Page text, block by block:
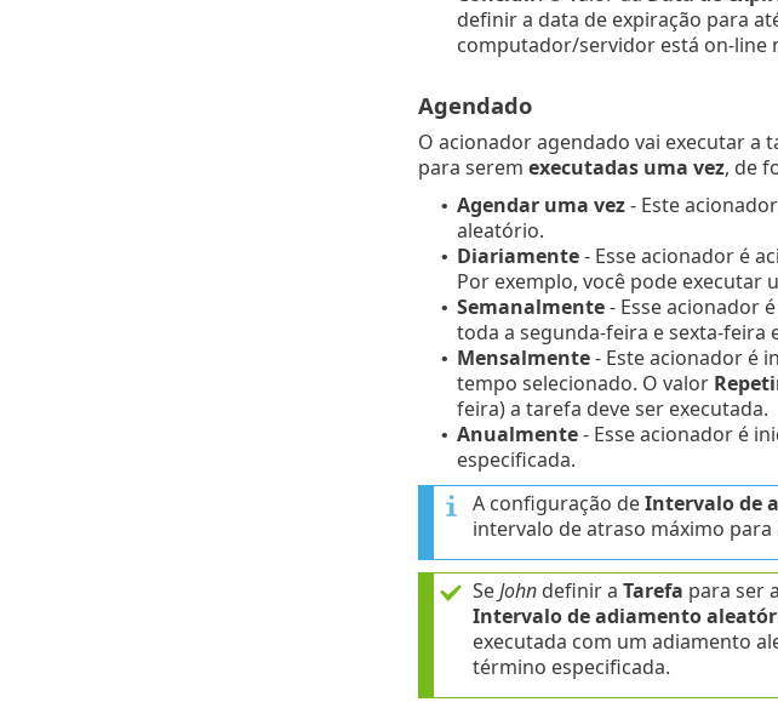
definir a data de expiração para
computador/servidor está on-line
Agendado
O acionador agendado vai executar a
para serem executadas uma vez, de
• Agendar uma vez- Este
aleatório.
• Diariamente- Esse acionador é
Por exemplo, você pode executar
• Semanalmente- Esse acionador
toda a segunda-feira e sexta-feira
• Mensalmente- Este acionador é
tempo selecionado. O valor
feira) a tarefa deve ser executada.
• Anualmente- Esse acionador é
especificada.
A configuração deIntervalo de
intervalo de atraso máximo
SeJohndefinir a Tarefa para ser
Intervalo de adiamento
executada com um adiamento
término especificada.